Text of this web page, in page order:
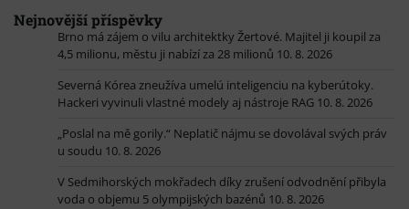
Nejnovější příspěvky
Brno má zájem o vilu architektky Žertové. Majitel ji koupil za
4,5 milionu, městu ji nabízí za 28 milionů 10. 8. 2026
Severná Kórea zneužíva umelú inteligenciu na kyberútoky.
Hackeri vyvinuli vlastné modely aj nástroje RAG 10. 8. 2026
„Poslal na mě gorily.“ Neplatič nájmu se dovolával svých práv
u soudu 10. 8. 2026
V Sedmihorských mokřadech díky zrušení odvodnění přibyla
voda o objemu 5 olympijských bazénů 10. 8. 2026